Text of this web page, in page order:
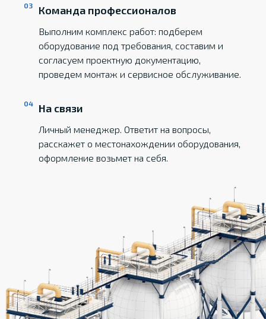
Команда профессионалов
Выполним комплекс работ: подберем
оборудование под требования, составим и
согласуем проектную документацию,
проведем монтаж и сервисное обслуживание.
На связи
Личный менеджер. Ответит на вопросы,
расскажет о местонахождении оборудования,
оформление возьмет на себя.